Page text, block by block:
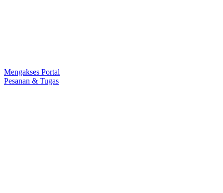
Mengakses Portal
Pesanan & Tugas